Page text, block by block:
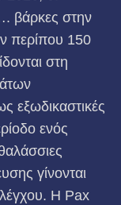
βάρκες στην
περίπου 150
στη
εξωδικαστικές
ενός
γίνονται
Η Pax